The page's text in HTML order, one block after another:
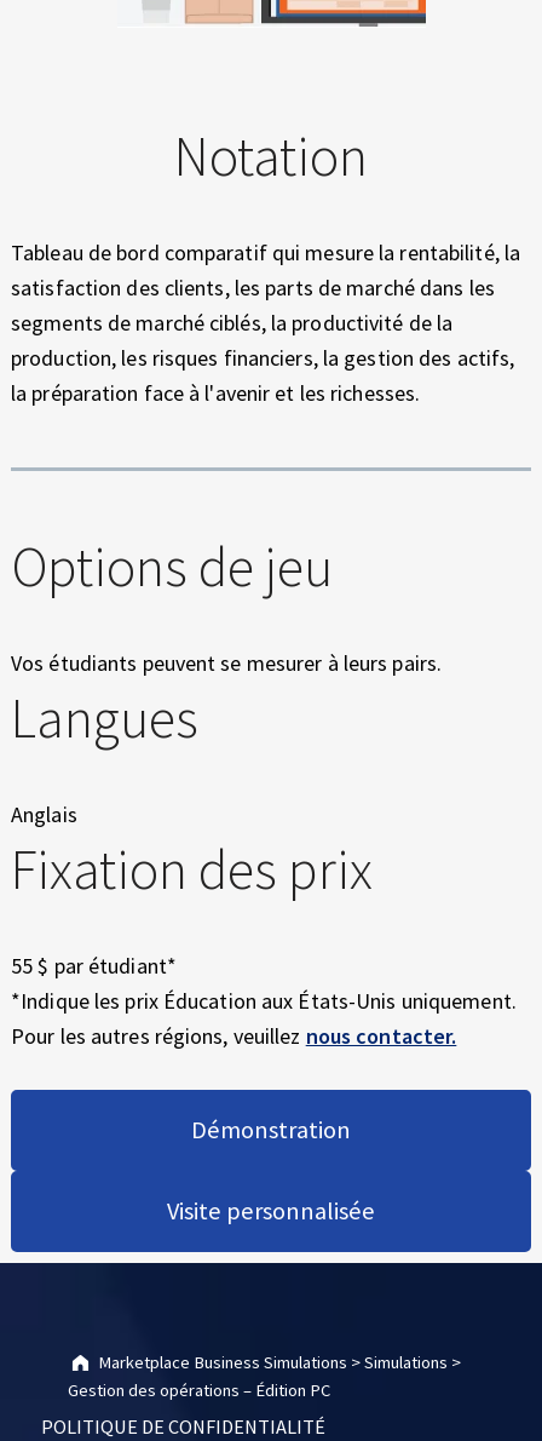
Notation
Tableau de bord comparatif qui mesure la rentabilité, la
satisfaction des clients, les parts de marché dans les
segments de marché ciblés, la productivité de la
production, les risques financiers, la gestion des actifs,
la préparation face à l'avenir et les richesses.
Options de jeu
Vos étudiants peuvent se mesurer à leurs pairs.
Langues
Anglais
Fixation des prix
55 $ par étudiant*
*Indique les prix Éducation aux États-Unis uniquement.
Pour les autres régions, veuillez nous contacter.
Démonstration
Visite personnalisée
Skip back to main navigation
Marketplace Business Simulations >Simulations >
Gestion des opérations – Édition PC
POLITIQUE DE CONFIDENTIALITÉ